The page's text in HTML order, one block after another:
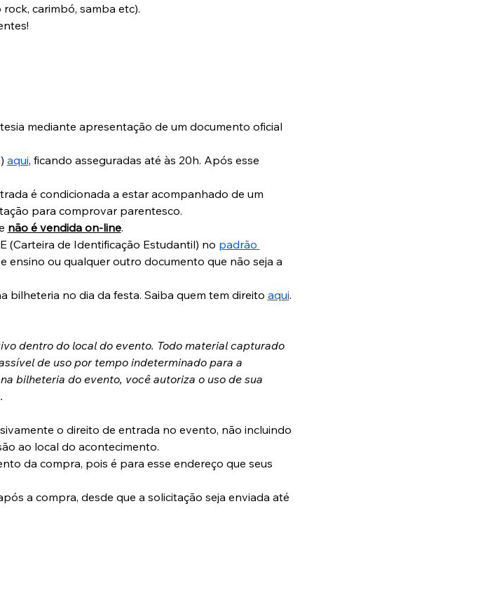
carimbó, samba etc).
mediante apresentação de um documento oficial
aqui, ficando asseguradas até às 20h. Após esse
é condicionada a estar acompanhado de um
para comprovar parentesco.
não é vendida on-line.
(Carteira de Identificação Estudantil) no padrão
ensino ou qualquer outro documento que não seja a
bilheteria no dia da festa. Saiba quem tem direito aqui.
dentro do local do evento. Todo material capturado
de uso por tempo indeterminado para a
bilheteria do evento, você autoriza o uso de sua
o direito de entrada no evento, não incluindo
ao local do acontecimento.
da compra, pois é para esse endereço que seus
a compra, desde que a solicitação seja enviada até